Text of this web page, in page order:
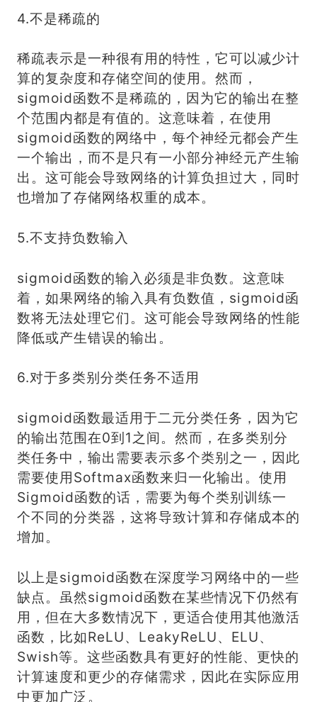
4.不是稀疏的
稀疏表示是一种很有用的特性，它可以减少计
算的复杂度和存储空间的使用。然而，
sigmoid函数不是稀疏的，因为它的输出在整
个范围内都是有值的。这意味着，在使用
sigmoid函数的网络中，每个神经元都会产生
一个输出，而不是只有一小部分神经元产生输
出。这可能会导致网络的计算负担过大，同时
也增加了存储网络权重的成本。
5.不支持负数输入
sigmoid函数的输入必须是非负数。这意味
着，如果网络的输入具有负数值，sigmoid函
数将无法处理它们。这可能会导致网络的性能
降低或产生错误的输出。
6.对于多类别分类任务不适用
sigmoid函数最适用于二元分类任务，因为它
的输出范围在0到1之间。然而，在多类别分
类任务中，输出需要表示多个类别之一，因此
需要使用Softmax函数来归一化输出。使用
Sigmoid函数的话，需要为每个类别训练一
个不同的分类器，这将导致计算和存储成本的
增加。
以上是sigmoid函数在深度学习网络中的一些
缺点。虽然sigmoid函数在某些情况下仍然有
用，但在大多数情况下，更适合使用其他激活
函数，比如ReLU、LeakyReLU、ELU、
Swish等。这些函数具有更好的性能、更快的
计算速度和更少的存储需求，因此在实际应用
中更加广泛。